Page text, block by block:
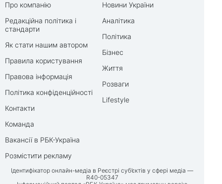
Про компанію
Редакційна політика і
стандарти
Як стати нашим автором
Правила користування
Правова інформація
Політика конфіденційності
Контакти
Команда
Вакансії в РБК-Україна
Розмістити рекламу
Новини України
Аналітика
Політика
Бізнес
Життя
Розваги
Lifestyle
Ідентифікатор онлайн-медіа в Реєстрі суб’єктів у сфері медіа —
R40-05347